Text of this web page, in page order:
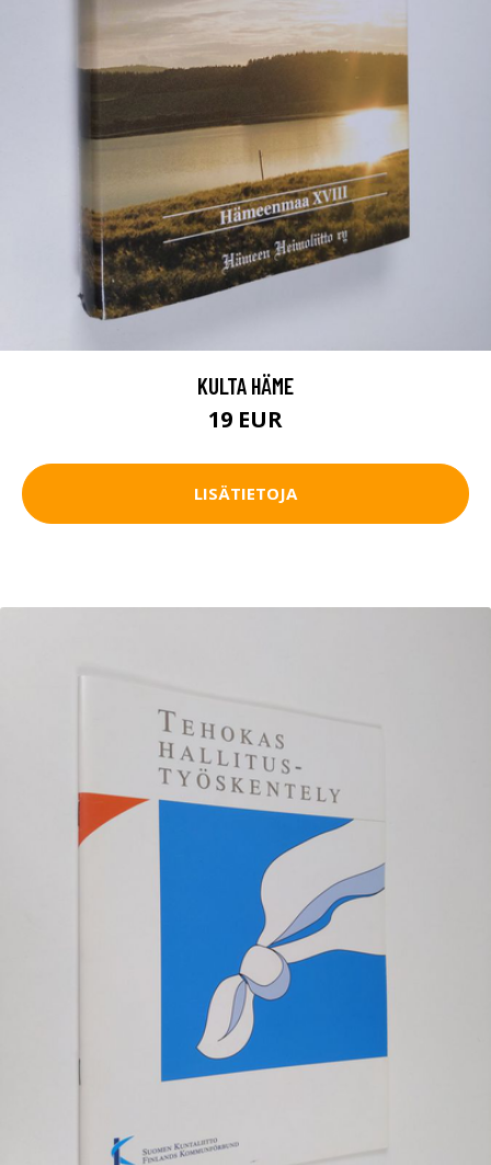
KULTA HÄME
19 EUR
LISÄTIETOJA